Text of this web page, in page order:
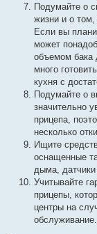
Подумайте о
жизни и о том,
Если вы
может
объемом бака
много
кухня с
Подумайте о
значительно
прицепа,
несколько
Ищите
оснащенные
дыма, датчики
Учитывайте
прицепы,
центры на
обслуживание.